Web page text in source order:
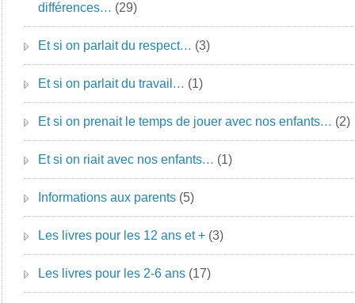
différences… (29)
Et si on parlait du respect… (3)
Et si on parlait du travail… (1)
Et si on prenait le temps de jouer avec nos enfants… (2)
Et si on riait avec nos enfants… (1)
Informations aux parents (5)
Les livres pour les 12 ans et + (3)
Les livres pour les 2-6 ans (17)